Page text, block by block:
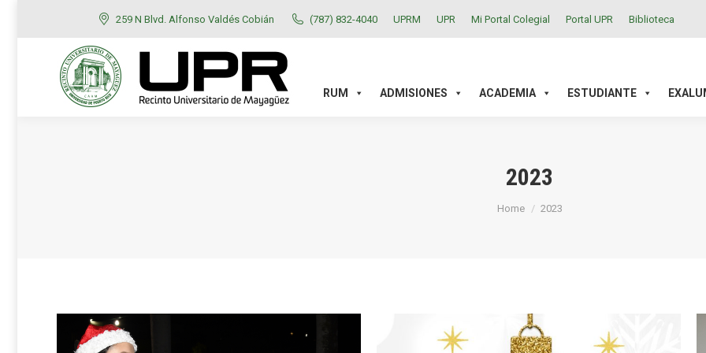
259 N Blvd. Alfonso Valdés Cobián (787) 832-4040 UPRM UPR Mi Portal Colegial Portal UPR Biblioteca
RUM ADMISIONES ACADEMIA ESTUDIANTE
2023
You are here:
Home 2023
RUM ADMISIONES